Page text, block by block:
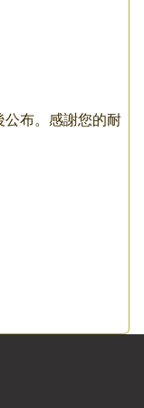
公布。感謝您的耐